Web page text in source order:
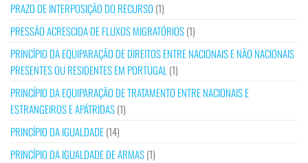
PRAZO DE INTERPOSIÇÃO DO RECURSO (1)
PRESSÃO ACRESCIDA DE FLUXOS MIGRATÓRIOS(1)
PRINCÍPIO DA EQUIPARAÇÃO DE DIREITOS ENTRE NACIONAIS E NÃO NACIONAIS
PRESENTES OU RESIDENTES EM PORTUGAL (1)
PRINCÍPIO DA EQUIPARAÇÃO DE TRATAMENTO ENTRE NACIONAIS E
ESTRANGEIROS E APÁTRIDAS(1)
PRINCÍPIO DA IGUALDADE(14)
PRINCÍPIO DA IGUALDADE DE ARMAS(1)